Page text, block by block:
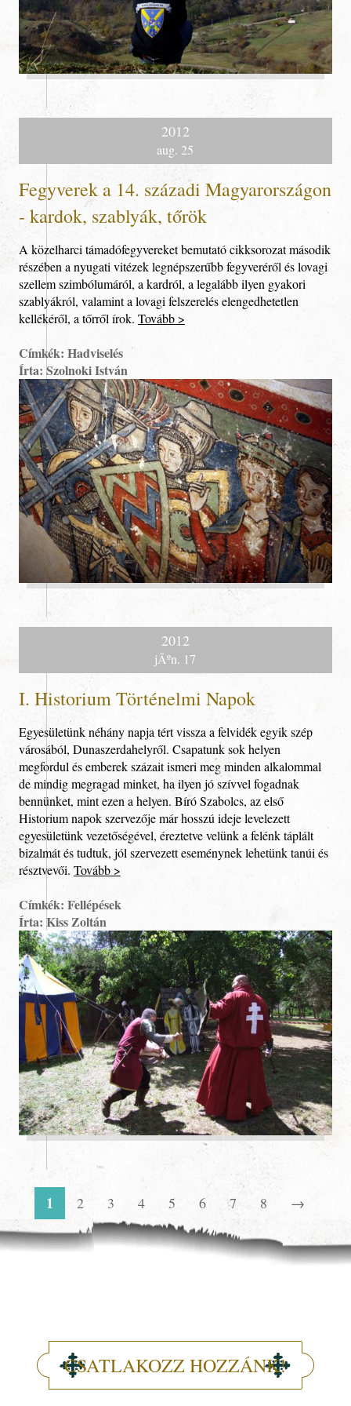
Kapcsolat
Tagoknak
2012
aug. 25
Fegyverek a 14. századi Magyarországon
- kardok, szablyák, tőrök
A közelharci támadófegyvereket bemutató cikksorozat második
részében a nyugati vitézek legnépszerűbb fegyveréről és lovagi
szellem szimbólumáról, a kardról, a legalább ilyen gyakori
szablyákról, valamint a lovagi felszerelés elengedhetetlen
kellékéről, a tőrről írok. Tovább >
Címkék: Hadviselés
Írta: Szolnoki István
2012
jÃºn. 17
I. Historium Történelmi Napok
Egyesületünk néhány napja tért vissza a felvidék egyik szép
városából, Dunaszerdahelyről. Csapatunk sok helyen
megfordul és emberek százait ismeri meg minden alkalommal
de mindig megragad minket, ha ilyen jó szívvel fogadnak
bennünket, mint ezen a helyen. Bíró Szabolcs, az első
Historium napok szervezője már hosszú ideje levelezett
egyesületünk vezetőségével, éreztetve velünk a felénk táplált
bizalmát és tudtuk, jól szervezett eseménynek lehetünk tanúi és
résztvevői. Tovább >
Címkék: Fellépések
Írta: Kiss Zoltán
1 2 3 4 5 6 7 8 →
CSATLAKOZZ HOZZÁNK!